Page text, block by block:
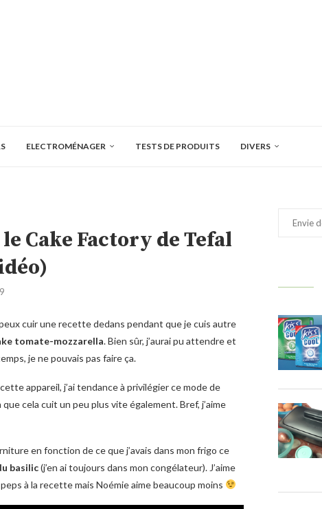
ELECTROMÉNAGER TESTS DE PRODUITS DIVERS
Cake Factory de Tefal
peux cuir une recette dedans pendant que je cuis autre
tomate-mozzarella. Bien sûr, j’aurai pu attendre et
je ne pouvais pas faire ça.
appareil, j’ai tendance à privilégier ce mode de
que cela cuit un peu plus vite également. Bref, j’aime
en fonction de ce que j’avais dans mon frigo ce
basilic(j’en ai toujours dans mon congélateur). J’aime
à la recette mais Noémie aime beaucoup moins